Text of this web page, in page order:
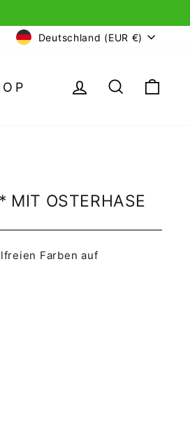
BEWERTUNGEN BEI TRUSTAMI
WÄHRUNG
Deutschland (EUR €)
EINLOGGEN
SUCHE
MIT OSTERHASE
Farben auf